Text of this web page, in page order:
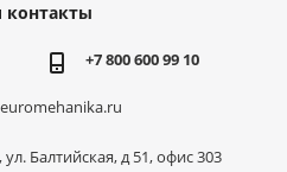
+7 800 600 99 10
Балтийская, д 51, офис 303